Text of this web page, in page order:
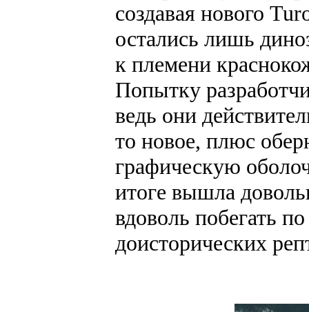
создавая нового
остались лишь
к племени
Попытку
ведь они
то новое, плюс
графическую
итоге вышла
вдоволь побегать
доисторических